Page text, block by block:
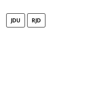
JDU RJD